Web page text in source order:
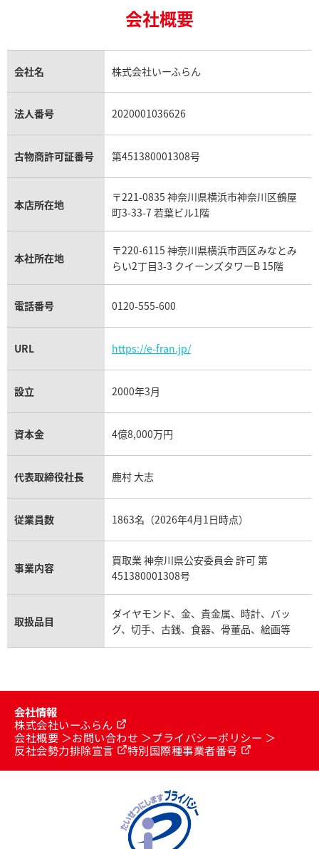
金貨買取
貴金属買取
銀・シルバー買取
パラジウム買取
トパーズ買取
タンザナイト買取
キャッツアイ買取
アクアマリン買取
ロレックス エクスプローラー買取
ロレックス デイトジャスト買取
パテック フィリップノーチラス買取
ヴァシュロン・コンスタンタン買取
オメガ買取
カルティエ買取
フランク ミュラー買取
リシャール・ミル買取
パネライ買取
チューダー（チュードル）買取
シャネル マトラッセ買取
セリーヌ買取
プラダ買取
ヴァンクリーフ＆アーペル買取
ショーメ買取
ダミアーニ買取
モーブッサン買取
会社概要
会社名 株式会社いーふらん
法人番号 2020001036626
古物商許可証番号 第451380001308号
本店所在地
〒221-0835 神奈川県横浜市神奈川区鶴屋
町3-33-7 若葉ビル1階
本社所在地
〒220-6115 神奈川県横浜市西区みなとみ
らい2丁目3-3 クイーンズタワーB 15階
電話番号 0120-555-600
URL https://e-fran.jp/
設立 2000年3月
資本金 4億8,000万円
代表取締役社長 鹿村 大志
従業員数 1863名（2026年4月1日時点）
事業内容
買取業 神奈川県公安委員会 許可 第
451380001308号
取扱品目
ダイヤモンド、金、貴金属、時計、バッ
グ、切手、古銭、食器、骨董品、絵画等
会社情報
株式会社いーふらん
会社概要
お問い合わせ
プライバシーポリシー
反社会勢力排除宣言
特別国際種事業者番号